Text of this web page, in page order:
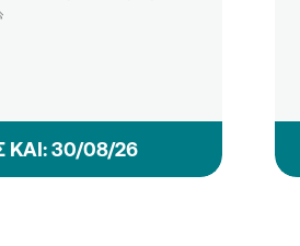
ΚΑΙ: 30/08/26